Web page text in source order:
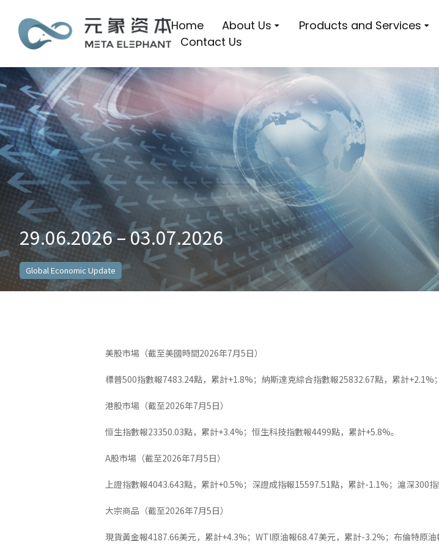
Home About Us Products and Services
Contact Us
29.06.2026 – 03.07.2026
Global Economic Update
美股市場（截至美國時間2026年7月5日）
標普500指數報7483.24點，累計+1.8%；納斯達克綜合指數報25832.67點，累計+2.1%
港股市場（截至2026年7月5日）
恒生指數報23350.03點，累計+3.4%；恒生科技指數報4499點，累計+5.8%。
A股市場（截至2026年7月5日）
上證指數報4043.643點，累計+0.5%；深證成指報15597.51點，累計-1.1%；滬深300
大宗商品（截至2026年7月5日）
現貨黃金報4187.66美元，累計+4.3%；WTI原油報68.47美元，累計-3.2%；布倫特原油